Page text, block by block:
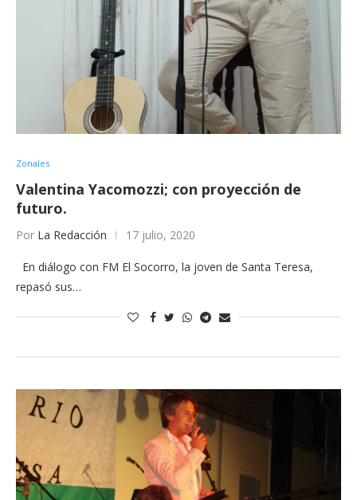
Zonales
Valentina Yacomozzi; con proyección de
futuro.
Por La Redacción 17 julio, 2020
En diálogo con FM El Socorro, la joven de Santa Teresa,
repasó sus…